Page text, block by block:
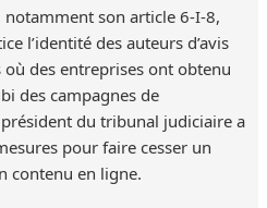
son article 6-I-8,
l’identité des auteurs d’avis
où des entreprises ont obtenu
des campagnes de
du tribunal judiciaire a
pour faire cesser un
contenu en ligne.